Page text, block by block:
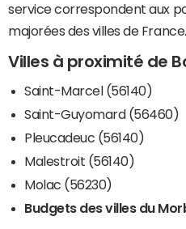
service correspondent aux
majorées des villes de France.
Villes à proximité de
Saint-Marcel (56140)
Saint-Guyomard (56460)
Pleucadeuc (56140)
Malestroit (56140)
Molac (56230)
Budgets des villes du